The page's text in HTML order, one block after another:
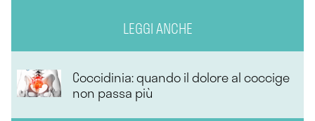
LEGGI ANCHE
Coccidinia: quando il dolore al coccige
non passa più